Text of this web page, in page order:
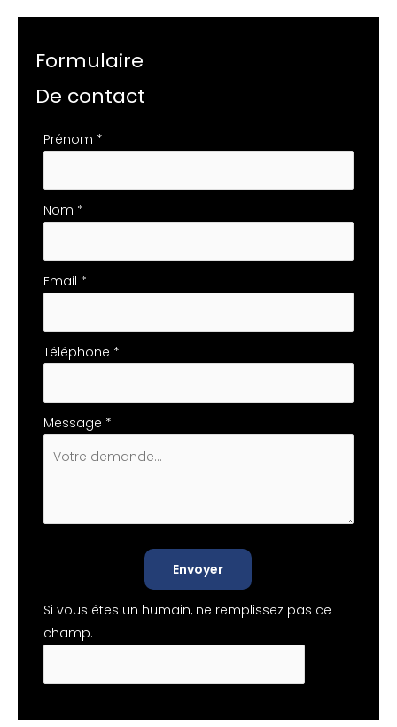
Formulaire
De contact
Formulaire
avec
téléphone
Prénom *
Nom *
Email *
Téléphone *
Message *
Envoyer
Si vous êtes un humain, ne remplissez pas ce
champ.